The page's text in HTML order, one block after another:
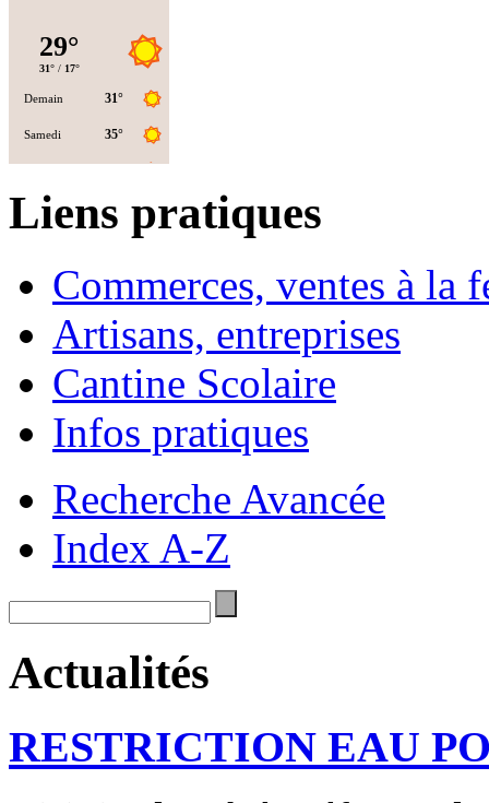
Liens pratiques
Commerces, ventes à la
Artisans, entreprises
Cantine Scolaire
Infos pratiques
Recherche Avancée
Index A-Z
Actualités
RESTRICTION EAU